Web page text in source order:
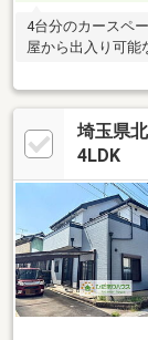
4台分のカースペ
屋から出入り可能
埼玉県
4LDK